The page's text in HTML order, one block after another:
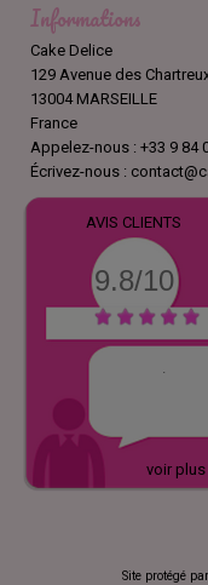
Informations
Cake Delice
129 Avenue des
13004 MARSEILLE
France
Appelez-nous : +33 9 84
Écrivez-nous :
AVIS CLIENTS
9.8/10
.
voir plus
Site protégé